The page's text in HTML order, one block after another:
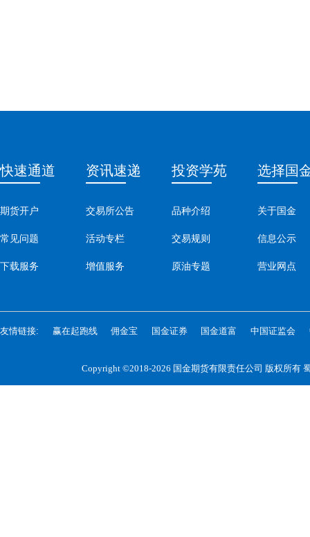
快速通道
期货开户
常见问题
下载服务
资讯速递
交易所公告
活动专栏
增值服务
投资学苑
品种介绍
交易规则
原油专题
选择国
关于国金
信息公示
营业网点
友情链接: 赢在起跑线 佣金宝 国金证券 国金道富 中国证监会
Copyright ©2018-2026 国金期货有限责任公司 版权所有